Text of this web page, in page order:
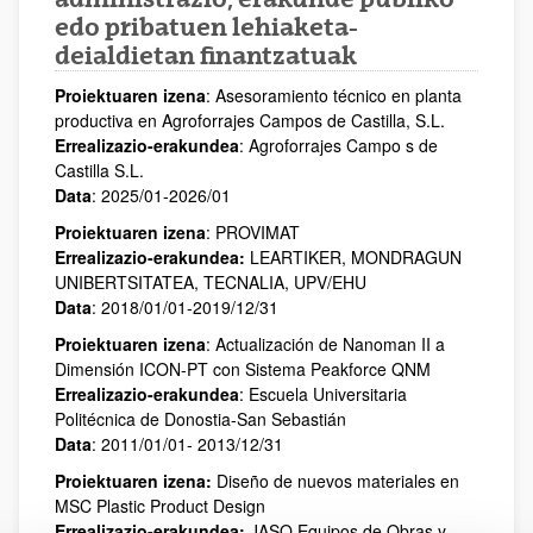
edo pribatuen lehiaketa-
deialdietan finantzatuak
Proiektuaren izena: Asesoramiento técnico en planta
productiva en Agroforrajes Campos de Castilla, S.L.
Errealizazio-erakundea: Agroforrajes Campo s de
Castilla S.L.
Data: 2025/01-2026/01
Proiektuaren izena: PROVIMAT
Errealizazio-erakundea: LEARTIKER, MONDRAGUN
UNIBERTSITATEA, TECNALIA, UPV/EHU
Data: 2018/01/01-2019/12/31
Proiektuaren izena: Actualización de Nanoman II a
Dimensión ICON-PT con Sistema Peakforce QNM
Errealizazio-erakundea: Escuela Universitaria
Politécnica de Donostia-San Sebastián
Data: 2011/01/01- 2013/12/31
Proiektuaren izena: Diseño de nuevos materiales en
MSC Plastic Product Design